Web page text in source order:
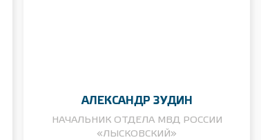
АЛЕКСАНДР ЗУДИН
НАЧАЛЬНИК ОТДЕЛА МВД РОССИИ
«ЛЫСКОВСКИЙ»